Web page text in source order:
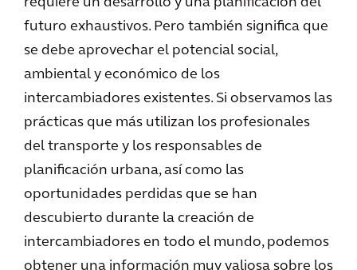
futuro exhaustivos. Pero también significa que
se debe aprovechar el potencial social,
ambiental y económico de los
intercambiadores existentes. Si observamos las
prácticas que más utilizan los profesionales
del transporte y los responsables de
planificación urbana, así como las
oportunidades perdidas que se han
descubierto durante la creación de
intercambiadores en todo el mundo, podemos
obtener una información muy valiosa sobre los